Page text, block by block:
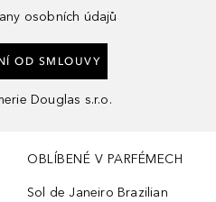
osobních údajů
OD SMLOUVY
Douglas s.r.o.
OBLÍBENÉ V PARFÉMECH
Sol de Janeiro Brazilian